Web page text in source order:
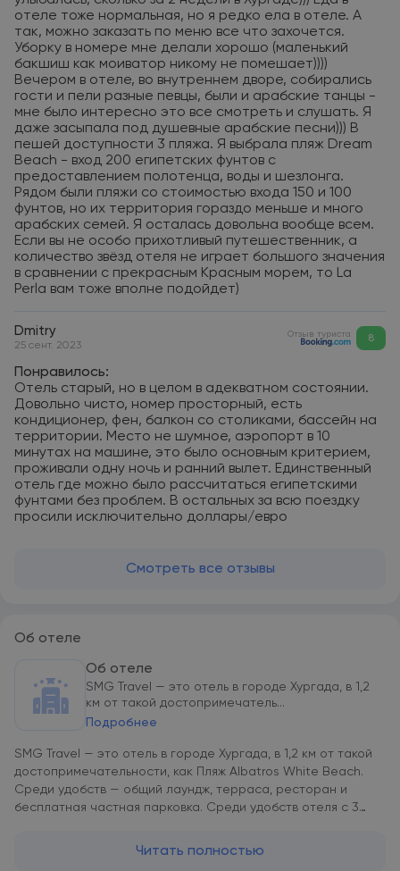
отеле тоже нормальная, но я редко ела в отеле. А
так, можно заказать по меню все что захочется.
Уборку в номере мне делали хорошо (маленький
бакшиш как моиватор никому не помешает))))
Вечером в отеле, во внутреннем дворе, собирались
гости и пели разные певцы, были и арабские танцы -
мне было интересно это все смотреть и слушать. Я
даже засыпала под душевные арабские песни))) В
пешей доступности 3 пляжа. Я выбрала пляж Dream
Beach - вход 200 египетских фунтов с
предоставлением полотенца, воды и шезлонга.
Рядом были пляжи со стоимостью входа 150 и 100
фунтов, но их территория гораздо меньше и много
арабских семей. Я осталась довольна вообще всем.
Если вы не особо прихотливый путешественник, а
количество звёзд отеля не играет большого значения
в сравнении с прекрасным Красным морем, то La
Perla вам тоже вполне подойдет)
Dmitry
25 сент. 2023
Отзыв туриста 8
Понравилось:
Отель старый, но в целом в адекватном состоянии.
Довольно чисто, номер просторный, есть
кондиционер, фен, балкон со столиками, бассейн на
территории. Место не шумное, аэропорт в 10
минутах на машине, это было основным критерием,
проживали одну ночь и ранний вылет. Единственный
отель где можно было рассчитаться египетскими
фунтами без проблем. В остальных за всю поездку
просили исключительно доллары/евро
Смотреть все отзывы
Об отеле
Об отеле
SMG Travel — это отель в городе Хургада, в 1,2
км от такой достопримечатель...
Подробнее
SMG Travel — это отель в городе Хургада, в 1,2 км от такой
достопримечательности, как Пляж Albatros White Beach.
Среди удобств — общий лаундж, терраса, ресторан и
бесплатная частная парковка. Среди удобств отеля с 3
бесплатным Wi-Fi и собственной ванной комнатой. В
Читать полностью